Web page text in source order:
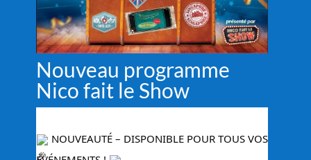
Nouveau programme
Nico fait le Show
NOUVEAUTÉ – DISPONIBLE POUR TOUS VOS